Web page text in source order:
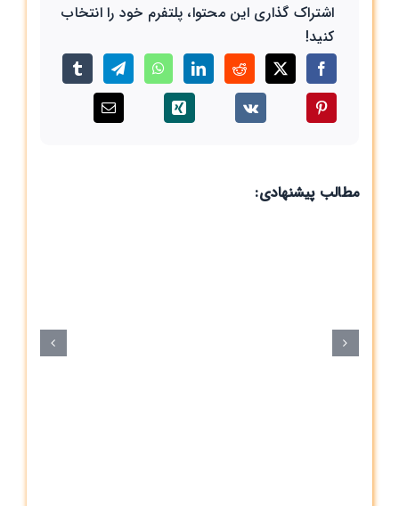
اشتراک گذاری این محتوا، پلتفرم خود را انتخاب
کنید!
مطالب پیشنهادی: